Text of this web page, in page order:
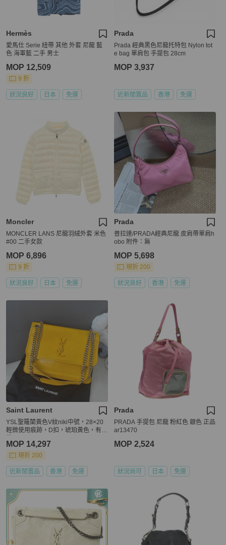
Hermès
愛馬仕 Serie 紐帶 其他 外套 尼龍 藍
色 海軍藍 二手 男士
MOP 12,509
9 折
狀況良好 日本 免運
Prada
Prada 經典黑色尼龍托特包 Nylon tot
e bag 單肩包 手提包 28cm
MOP 3,937
近新閒置品 香港 免運
Moncler
MONCLER LANS 尼龍羽絨外套 米色
#00 二手女款
MOP 6,896
9 折
狀況良好 日本 免運
Prada
普拉達/PRADA經典尼龍 皮肩帶單肩h
obo 附件：無
MOP 5,698
現折 200
狀況良好 香港 免運
Saint Laurent
YSL聖羅蘭黃色V紋niki中號，28×20
輕微使用痕跡，D扣，琥珀黃色，有塵
MOP 14,297
現折 200
近新閒置品 香港 免運
Prada
PRADA 手提包 尼龍 粉紅色 銀色 正品
ar13470
MOP 2,524
狀況尚可 日本 免運